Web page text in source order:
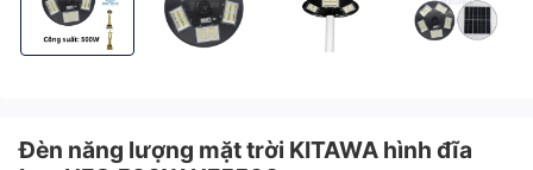
Đèn năng lượng mặt trời KITAWA hình đĩa